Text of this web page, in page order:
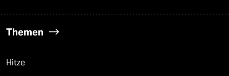
Themen
Hitze